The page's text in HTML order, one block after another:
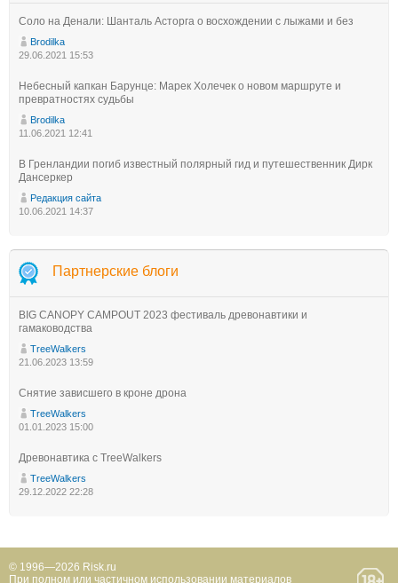
Соло на Денали: Шанталь Асторга о восхождении с лыжами и без
Brodilka
29.06.2021 15:53
Небесный капкан Барунце: Марек Холечек о новом маршруте и
превратностях судьбы
Brodilka
11.06.2021 12:41
В Гренландии погиб известный полярный гид и путешественник Дирк
Дансеркер
Редакция сайта
10.06.2021 14:37
Партнерские блоги
BIG CANOPY CAMPOUT 2023 фестиваль древонавтики и
гамаководства
TreeWalkers
21.06.2023 13:59
Снятие зависшего в кроне дрона
TreeWalkers
01.01.2023 15:00
Древонавтика с TreeWalkers
TreeWalkers
29.12.2022 22:28
© 1996—2026 Risk.ru
При полном или частичном использовании материалов